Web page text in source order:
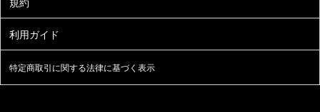
特定商取引に関する法律に基づく表示